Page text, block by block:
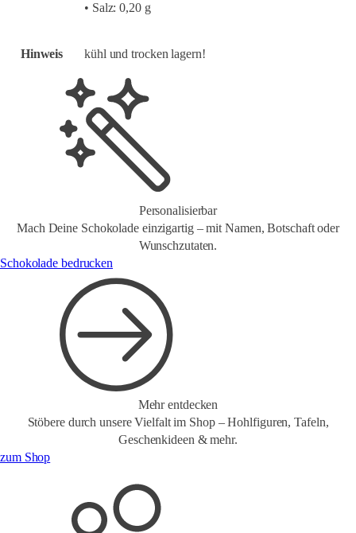
• Salz: 0,20 g
Hinweis kühl und trocken lagern!
Personalisierbar
Mach Deine Schokolade einzigartig – mit Namen, Botschaft oder
Wunschzutaten.
Schokolade bedrucken
Mehr entdecken
Stöbere durch unsere Vielfalt im Shop – Hohlfiguren, Tafeln,
Geschenkideen & mehr.
zum Shop